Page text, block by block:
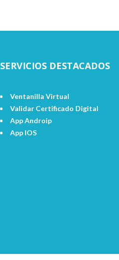
SERVICIOS DESTACADOS
Ventanilla Virtual
Validar Certificado Digital
App Androip
App IOS